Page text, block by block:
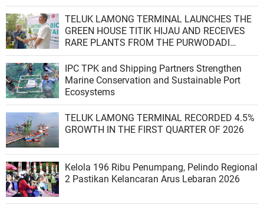
TELUK LAMONG TERMINAL LAUNCHES THE
GREEN HOUSE TITIK HIJAU AND RECEIVES
RARE PLANTS FROM THE PURWODADI
BOTANICAL GARDENS
IPC TPK and Shipping Partners Strengthen
Marine Conservation and Sustainable Port
Ecosystems
TELUK LAMONG TERMINAL RECORDED 4.5%
GROWTH IN THE FIRST QUARTER OF 2026
Kelola 196 Ribu Penumpang, Pelindo Regional
2 Pastikan Kelancaran Arus Lebaran 2026